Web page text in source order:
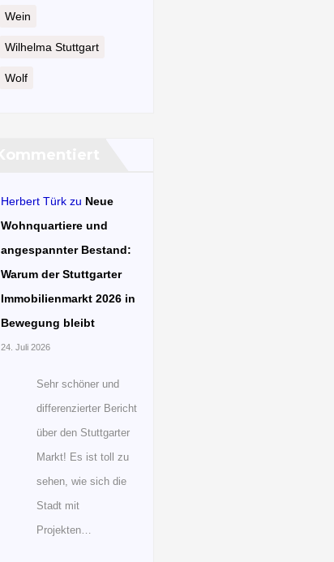
Wein
Wilhelma Stuttgart
Wolf
Herbert Türkzu Neue
Wohnquartiere und
angespannter Bestand:
Warum der Stuttgarter
Immobilienmarkt 2026 in
Bewegung bleibt
24. Juli 2026
Sehr schöner und
differenzierter Bericht
über den Stuttgarter
Markt! Es ist toll zu
sehen, wie sich die
Stadt mit
Projekten…